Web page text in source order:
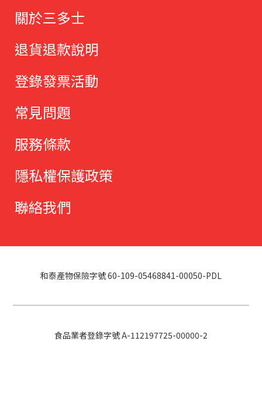
關於三多士
退貨退款說明
登錄發票活動
常見問題
服務條款
隱私權保護政策
聯絡我們
和泰產物保險字號 60-109-05468841-00050-PDL
食品業者登錄字號 A-112197725-00000-2